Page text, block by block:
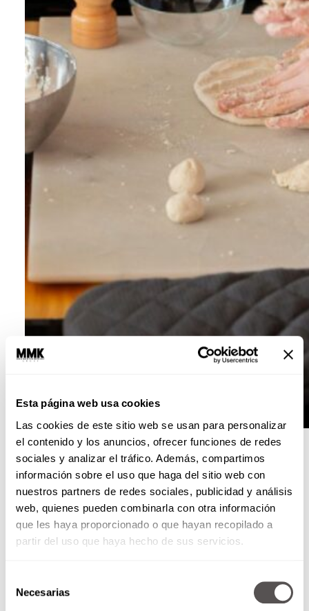
Esta página web usa cookies
Las cookies de este sitio web se usan para personalizar
el contenido y los anuncios, ofrecer funciones de redes
sociales y analizar el tráfico. Además, compartimos
información sobre el uso que haga del sitio web con
nuestros partners de redes sociales, publicidad y análisis
web, quienes pueden combinarla con otra información
que les haya proporcionado o que hayan recopilado a
partir del uso que haya hecho de sus servicios.
Necesarias
Foto: freepik
Ay mi diente:Según la experta, morder un
clavo de olorcon eldienteque te está
lastimando te va a quitar el dolor de volada,
pero también lo hará lanuez moscaday la
canela, esto debido a que las tres contienen una
sustancia llamada eugenol, que es el mismo que